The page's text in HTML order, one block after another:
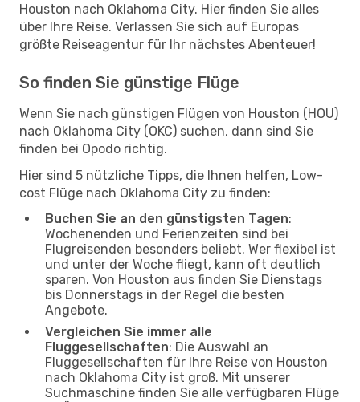
Houston nach Oklahoma City. Hier finden Sie alles
über Ihre Reise. Verlassen Sie sich auf Europas
größte Reiseagentur für Ihr nächstes Abenteuer!
So finden Sie günstige Flüge
Wenn Sie nach günstigen Flügen von Houston (HOU)
nach Oklahoma City (OKC) suchen, dann sind Sie
finden bei Opodo richtig.
Hier sind 5 nützliche Tipps, die Ihnen helfen, Low-
cost Flüge nach Oklahoma City zu finden:
Buchen Sie an den günstigsten Tagen:
Wochenenden und Ferienzeiten sind bei
Flugreisenden besonders beliebt. Wer flexibel ist
und unter der Woche fliegt, kann oft deutlich
sparen. Von Houston aus finden Sie Dienstags
bis Donnerstags in der Regel die besten
Angebote.
Vergleichen Sie immer alle
Fluggesellschaften: Die Auswahl an
Fluggesellschaften für Ihre Reise von Houston
nach Oklahoma City ist groß. Mit unserer
Suchmaschine finden Sie alle verfügbaren Flüge